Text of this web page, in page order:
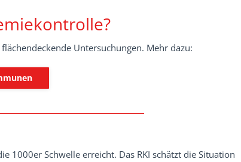
Untersuchungen. Mehr dazu:
1000er Schwelle erreicht. Das RKI schätzt die Situation